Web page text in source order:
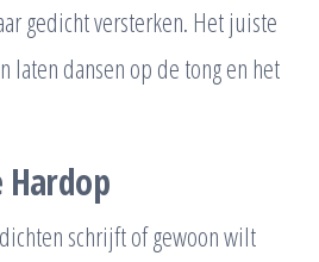
gedicht versterken. Het juiste
laten dansen op de tong en het
Hardop
schrijft of gewoon wilt